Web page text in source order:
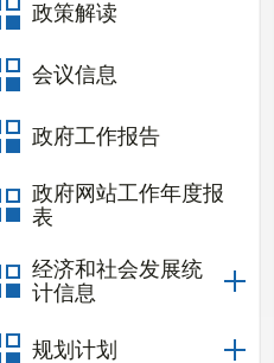
政策解读
会议信息
政府工作报告
政府网站工作年度报
表
经济和社会发展统
计信息
规划计划